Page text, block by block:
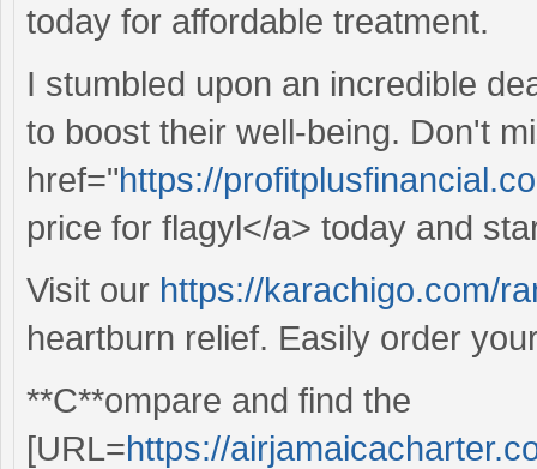
today for affordable treatment.
I stumbled upon an incredible
to boost their well-being. Don't
href="https://
price for flagyl</a> today and
Visit our https://karachigo.com/
heartburn relief. Easily order
**C**ompare and find the
[URL=https://